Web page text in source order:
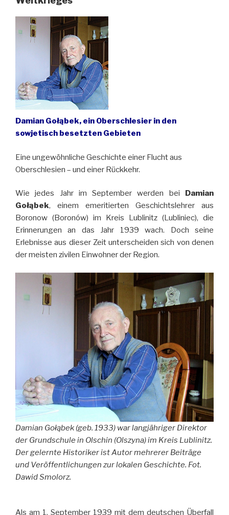
Damian Gołąbek, ein Oberschlesier in den
sowjetisch besetzten Gebieten
Eine ungewöhnliche Geschichte einer Flucht aus
Oberschlesien – und einer Rückkehr.
Wie jedes Jahr im September werden bei
Damian
Gołąbek, einem emeritierten Geschichtslehrer aus
Boronow (Boronów) im Kreis Lublinitz (Lubliniec), die
Erinnerungen an das Jahr 1939 wach. Doch seine
Erlebnisse aus dieser Zeit unterscheiden sich von denen
der meisten zivilen Einwohner der Region.
Damian Gołąbek (geb. 1933) war langjähriger Direktor
der Grundschule in Olschin (Olszyna) im Kreis Lublinitz.
Der gelernte Historiker ist Autor mehrerer Beiträge
und Veröffentlichungen zur lokalen Geschichte. Fot.
Dawid Smolorz.
Als am 1. September 1939 mit dem deutschen Überfall